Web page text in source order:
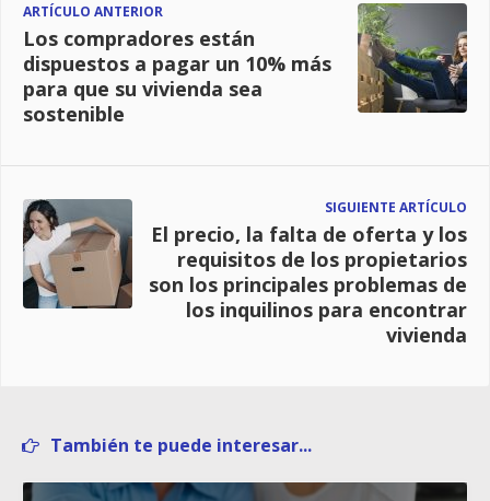
ARTÍCULO ANTERIOR
Los compradores están
dispuestos a pagar un 10% más
para que su vivienda sea
sostenible
SIGUIENTE ARTÍCULO
El precio, la falta de oferta y los
requisitos de los propietarios
son los principales problemas de
los inquilinos para encontrar
vivienda
También te puede interesar...